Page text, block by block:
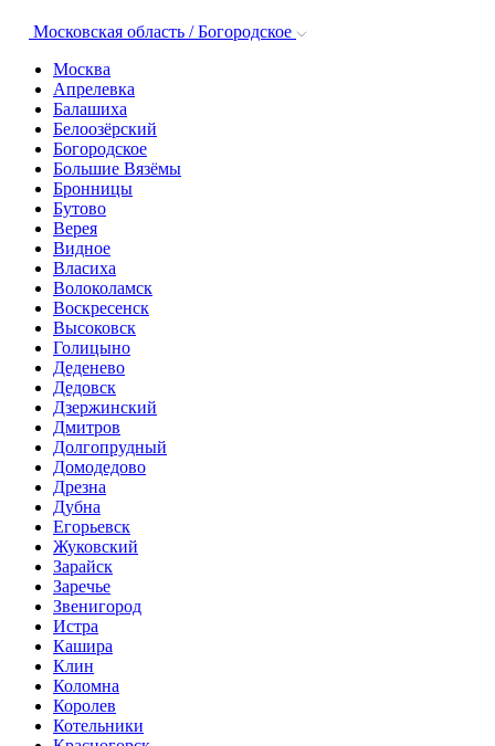
Московская область / Богородское
Москва
Апрелевка
Балашиха
Белоозёрский
Богородское
Большие Вязёмы
Бронницы
Бутово
Верея
Видное
Власиха
Волоколамск
Воскресенск
Высоковск
Голицыно
Деденево
Дедовск
Дзержинский
Дмитров
Долгопрудный
Домодедово
Дрезна
Дубна
Егорьевск
Жуковский
Зарайск
Заречье
Звенигород
Истра
Кашира
Клин
Коломна
Королев
Котельники